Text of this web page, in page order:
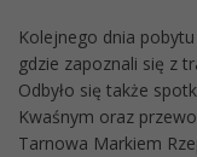
Kolejnego dnia
gdzie zapoznali się z
Odbyło się także
Kwaśnym oraz
Tarnowa Markiem